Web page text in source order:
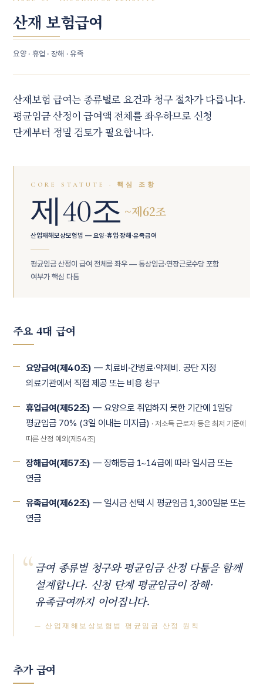
산재 보험급여
요양 · 휴업 · 장해 · 유족
산재보험 급여는 종류별로 요건과 청구 절차가 다릅니다.
평균임금 산정이 급여액 전체를 좌우하므로 신청
단계부터 정밀 검토가 필요합니다.
CORE STATUTE · 핵심 조항
제40조 ~제62조
산업재해보상보험법 — 요양·휴업·장해·유족급여
평균임금 산정이 급여 전체를 좌우 — 통상임금·연장근로수당 포함
여부가 핵심 다툼
주요 4대 급여
요양급여(제40조) — 치료비·간병료·약제비. 공단 지정
의료기관에서 직접 제공 또는 비용 청구
휴업급여(제52조) — 요양으로 취업하지 못한 기간에 1일당
평균임금 70% (3일 이내는 미지급) · 저소득 근로자 등은 최저 기준에
따른 산정 예외(제54조)
장해급여(제57조) — 장해등급 1~14급에 따라 일시금 또는
연금
유족급여(제62조) — 일시금 선택 시 평균임금 1,300일분 또는
연금
“급여 종류별 청구와 평균임금 산정 다툼을 함께
설계합니다. 신청 단계 평균임금이 장해·
유족급여까지 이어집니다.
— 산업재해보상보험법 평균임금 산정 원칙
추가 급여